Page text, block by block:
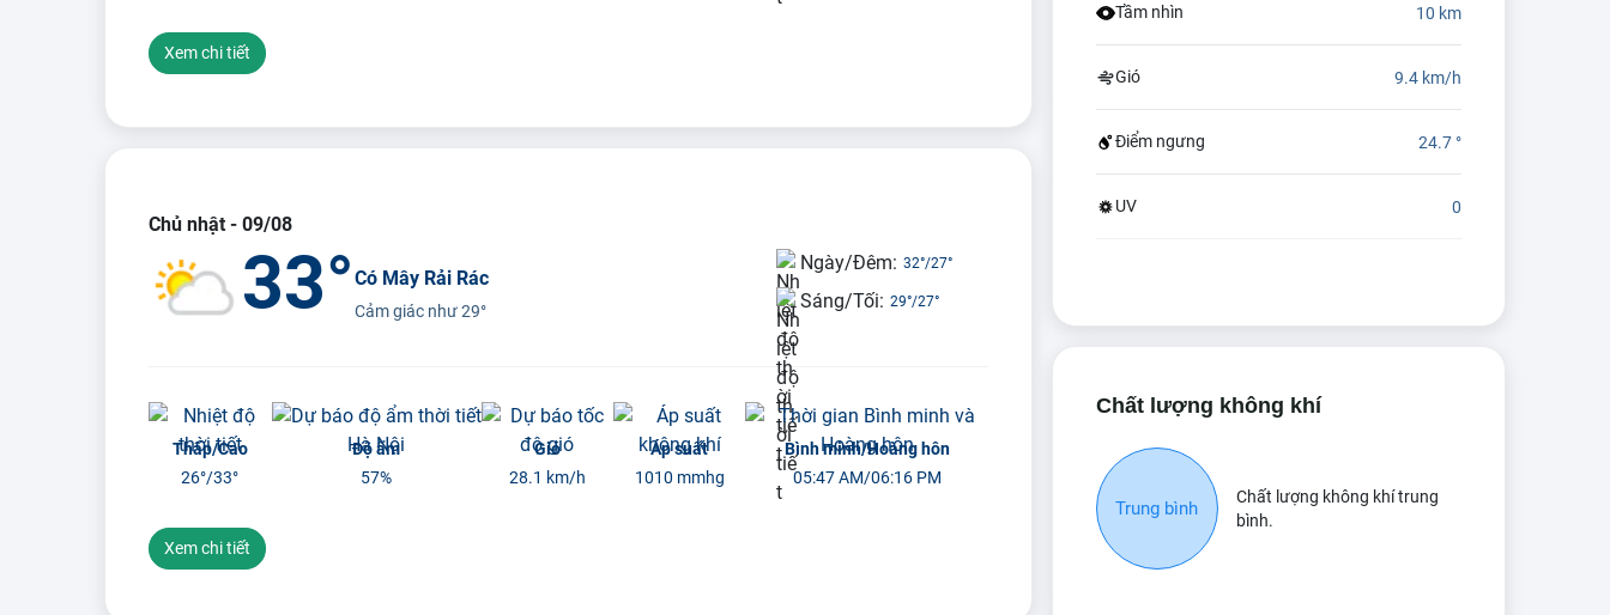
Xem chi tiết
Chủ nhật - 09/08
33° Có Mây Rải Rác
Cảm giác như29°
Ngày/Đêm: 32°/27°
Sáng/Tối: 29°/27°
Thấp/Cao
26°/33°
Độ ẩm
57%
Gió
28.1 km/h
Áp suất
1010 mmhg
Bình minh/Hoàng hôn
05:47 AM/06:16 PM
Xem chi tiết
Tầm nhìn 10 km
Gió 9.4 km/h
Điểm ngưng 24.7 °
UV 0
Chất lượng không khí
Trung bình
Chất lượng không khí trung
bình.